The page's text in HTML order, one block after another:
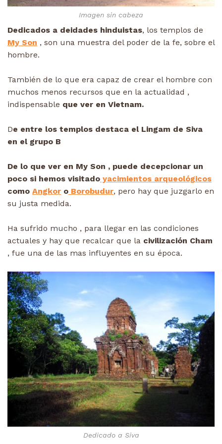
Imagen sin cabeza
Dedicados a deidades hinduistas, los templos de
My Son , son una muestra del poder de la fe, sobre el
hombre.
También de lo que era capaz de crear el hombre con
muchos menos recursos que en la actualidad ,
indispensable que ver en Vietnam.
De entre los templos destaca el Lingam de Siva
en el grupo B
De lo que ver en My Son , puede decepcionar un
poco si hemos visitado yacimientos arqueológicos
como Angkor o Borobudur, pero hay que juzgarlo en
su justa medida.
Ha sufrido mucho , para llegar en las condiciones
actuales y hay que recalcar que la civilización Cham
, fue una de las mas influyentes en su época.
Dedicado a Siva